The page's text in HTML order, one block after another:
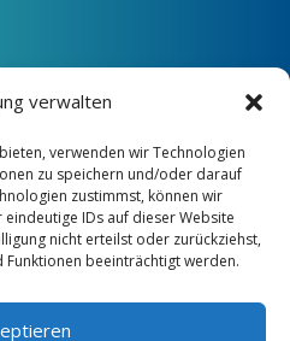
verwalten
verwenden wir Technologien
zu speichern und/oder darauf
zustimmst, können wir
IDs auf dieser Website
nicht erteilst oder zurückziehst,
beeinträchtigt werden.